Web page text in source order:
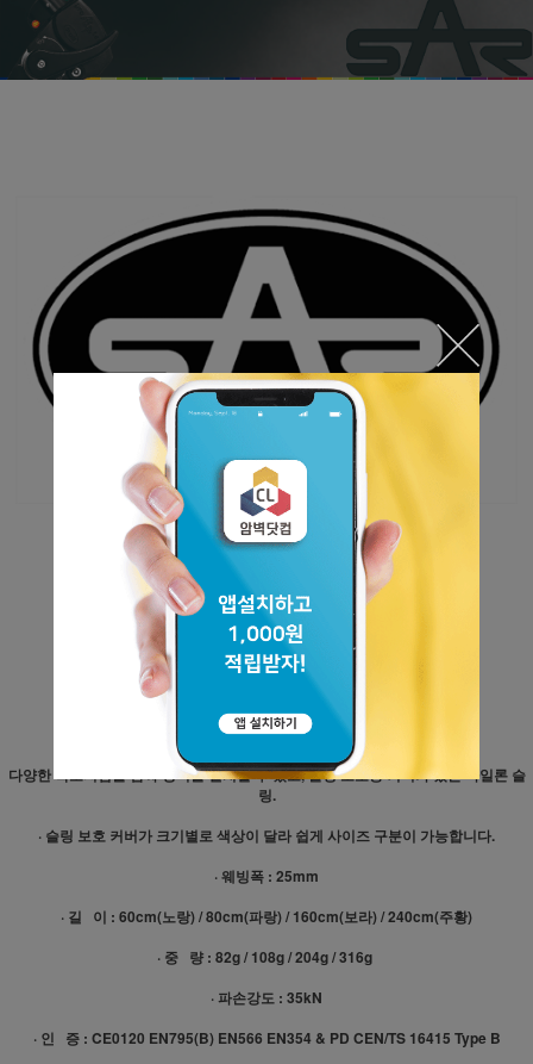
사르 25mm 나일론 앵커 스트랩
60cm/80cm/160cm/240cm
SAR 25mm nylon anchor
60cm/80cm/160cm/240cm
다양한 확보지점을 감싸 장비를 설치할 수 있고, 슬링 보호용 커버가 있는 나일론 슬
링.
· 슬링 보호 커버가 크기별로 색상이 달라 쉽게 사이즈 구분이 가능합니다.
· 웨빙폭 : 25mm
· 길 이 : 60cm(노랑) / 80cm(파랑) / 160cm(보라) / 240cm(주황)
· 중 량 : 82g / 108g / 204g / 316g
· 파손강도 : 35kN
· 인 증 : CE0120 EN795(B) EN566 EN354 & PD CEN/TS 16415 Type B